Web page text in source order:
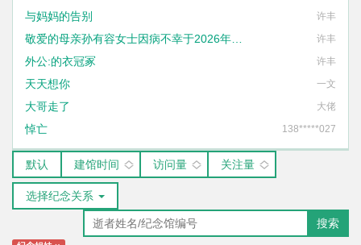
与妈妈的告别 许丰
许丰
外公:的衣冠冢 许丰
天天想你 一文
大哥走了 大佬
悼亡 138*****027
默认 建馆时间 访问量 关注量
选择纪念关系
搜索